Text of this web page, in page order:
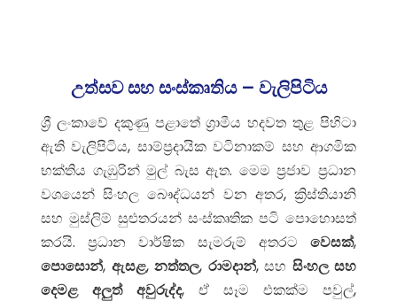
උත්සව සහ සංස්කෘතිය – වැලිපිටිය
ශ්‍රී ලංකාවේ දකුණු පළාතේ ග්‍රාමීය හදවත තුළ පිහිටා
ඇති වැලිපිටිය, සාම්ප්‍රදායික වටිනාකම් සහ ආගමික
භක්තිය ගැඹුරින් මුල් බැස ඇත. මෙම ප්‍රජාව ප්‍රධාන
වශයෙන් සිංහල බෞද්ධයන් වන අතර, ක්‍රිස්තියානි
සහ මුස්ලිම් සුළුතරයන් සංස්කෘතික පටි පොහොසත්
කරයි. ප්‍රධාන වාර්ෂික සැමරුම් අතරට වෙසක්,
පොසොන්, ඇසළ, නත්තල, රාමදාන්, සහ සිංහල සහ
දෙමළ අලුත් අවුරුද්ද, ඒ සෑම එකක්ම පවුල්,